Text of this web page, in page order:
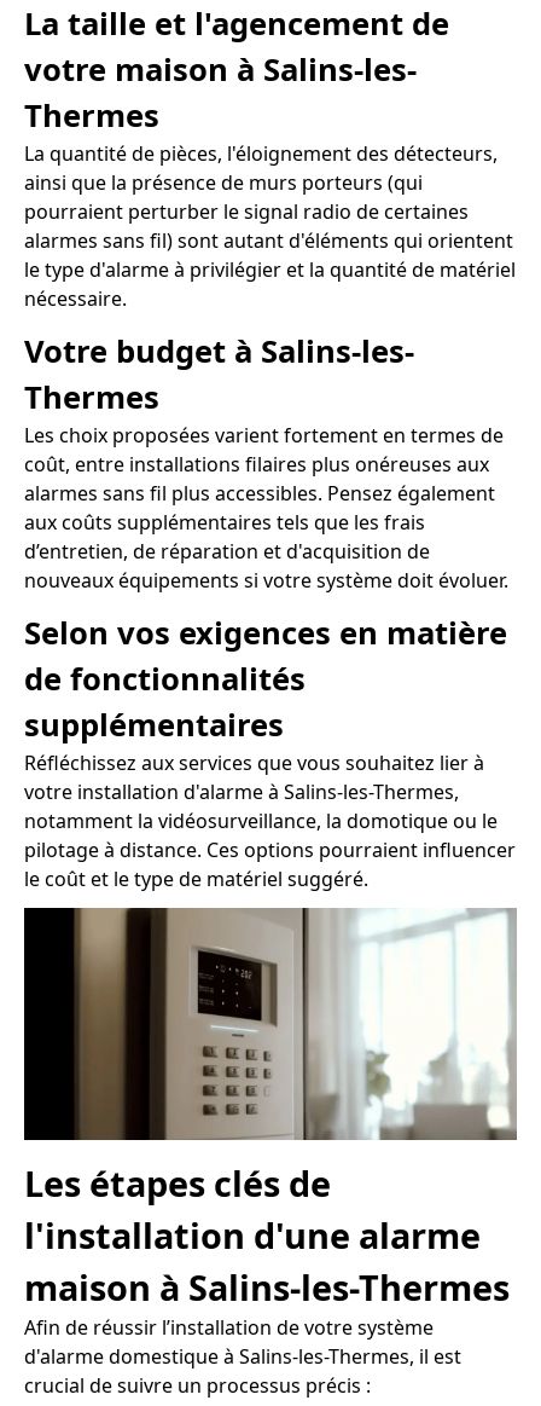
La taille et l'agencement de
votre maison à Salins-les-
Thermes
La quantité de pièces, l'éloignement des détecteurs,
ainsi que la présence de murs porteurs (qui
pourraient perturber le signal radio de certaines
alarmes sans fil) sont autant d'éléments qui orientent
le type d'alarme à privilégier et la quantité de matériel
nécessaire.
Votre budget à Salins-les-
Thermes
Les choix proposées varient fortement en termes de
coût, entre installations filaires plus onéreuses aux
alarmes sans fil plus accessibles. Pensez également
aux coûts supplémentaires tels que les frais
d’entretien, de réparation et d'acquisition de
nouveaux équipements si votre système doit évoluer.
Selon vos exigences en matière
de fonctionnalités
supplémentaires
Réfléchissez aux services que vous souhaitez lier à
votre installation d'alarme à Salins-les-Thermes,
notamment la vidéosurveillance, la domotique ou le
pilotage à distance. Ces options pourraient influencer
le coût et le type de matériel suggéré.
Les étapes clés de
l'installation d'une alarme
maison à Salins-les-Thermes
Afin de réussir l’installation de votre système
d'alarme domestique à Salins-les-Thermes, il est
crucial de suivre un processus précis :